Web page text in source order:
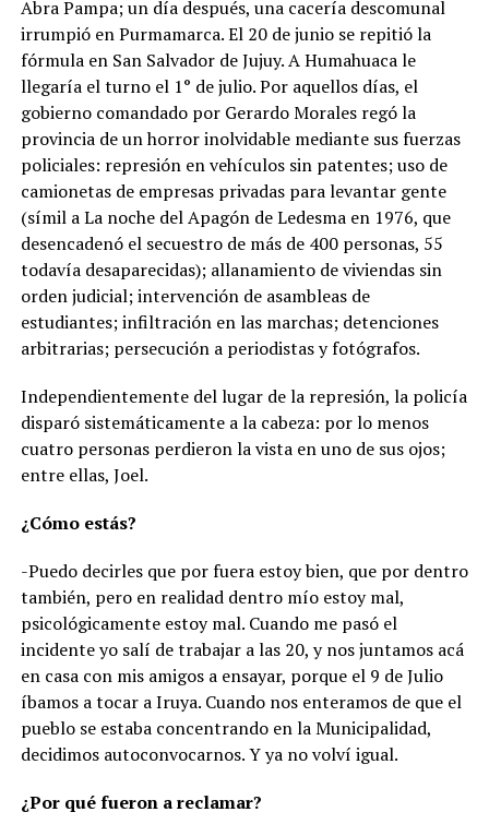
Abra Pampa; un día después, una cacería descomunal
irrumpió en Purmamarca. El 20 de junio se repitió la
fórmula en San Salvador de Jujuy. A Humahuaca le
llegaría el turno el 1° de julio. Por aquellos días, el
gobierno comandado por Gerardo Morales regó la
provincia de un horror inolvidable mediante sus fuerzas
policiales: represión en vehículos sin patentes; uso de
camionetas de empresas privadas para levantar gente
(símil a La noche del Apagón de Ledesma en 1976, que
desencadenó el secuestro de más de 400 personas, 55
todavía desaparecidas); allanamiento de viviendas sin
orden judicial; intervención de asambleas de
estudiantes; infiltración en las marchas; detenciones
arbitrarias; persecución a periodistas y fotógrafos.
Independientemente del lugar de la represión, la policía
disparó sistemáticamente a la cabeza: por lo menos
cuatro personas perdieron la vista en uno de sus ojos;
entre ellas, Joel.
¿Cómo estás?
-Puedo decirles que por fuera estoy bien, que por dentro
también, pero en realidad dentro mío estoy mal,
psicológicamente estoy mal. Cuando me pasó el
incidente yo salí de trabajar a las 20, y nos juntamos acá
en casa con mis amigos a ensayar, porque el 9 de Julio
íbamos a tocar a Iruya. Cuando nos enteramos de que el
pueblo se estaba concentrando en la Municipalidad,
decidimos autoconvocarnos. Y ya no volví igual.
¿Por qué fueron a reclamar?